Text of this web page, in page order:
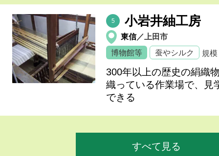
5 小岩井紬工房
東信／上田市
博物館等
蚕やシルク 規模
300年以上の歴史の絹織
織っている作業場で、見
できる
すべて見る